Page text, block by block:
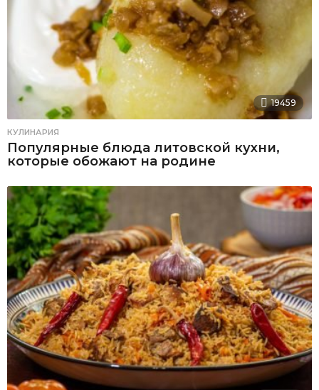
19459
КУЛИНАРИЯ
Популярные блюда литовской кухни,
которые обожают на родине